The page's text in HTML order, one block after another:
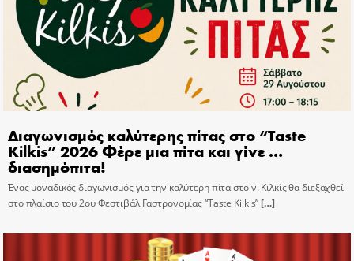
Διαγωνισμός καλύτερης πίτας στο “Taste
Kilkis” 2026 Φέρε μια πίτα και γίνε …
διασημόπιτα!
Ένας μοναδικός διαγωνισμός για την καλύτερη πίτα στο ν. Κιλκίς θα διεξαχθεί
στο πλαίσιο του 2ου Φεστιβάλ Γαστρονομίας “Taste Kilkis”[…]